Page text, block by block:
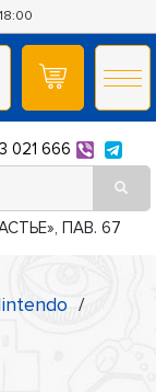
021 666
ПАВ. 67
/